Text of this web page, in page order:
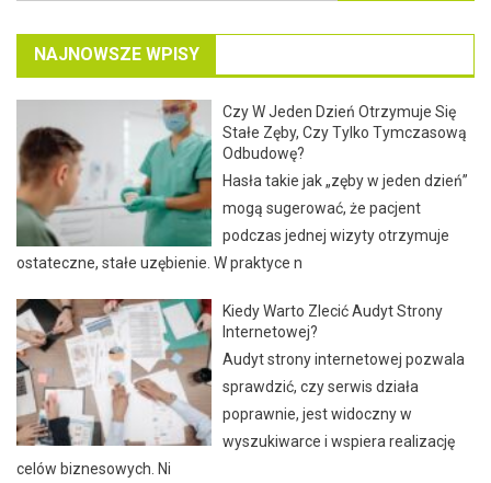
NAJNOWSZE WPISY
Czy W Jeden Dzień Otrzymuje Się
Stałe Zęby, Czy Tylko Tymczasową
Odbudowę?
Hasła takie jak „zęby w jeden dzień”
mogą sugerować, że pacjent
podczas jednej wizyty otrzymuje
ostateczne, stałe uzębienie. W praktyce n
Kiedy Warto Zlecić Audyt Strony
Internetowej?
Audyt strony internetowej pozwala
sprawdzić, czy serwis działa
poprawnie, jest widoczny w
wyszukiwarce i wspiera realizację
celów biznesowych. Ni